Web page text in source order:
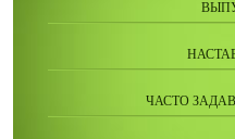
ЧАСТО